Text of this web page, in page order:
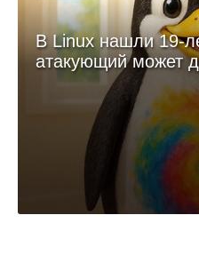
В Linux нашли 19-
атакующий может